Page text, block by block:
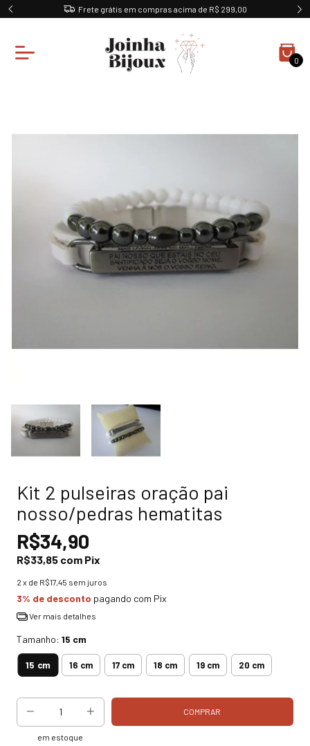
Frete grátis em compras acima de R$ 299,00
0
Kit 2 pulseiras oração pai
nosso/pedras hematitas
R$34,90
R$33,85 com Pix
2 x de R$17,45 sem juros
3% de desconto pagando com Pix
Ver mais detalhes
Tamanho: 15 cm
15 cm 16 cm 17 cm 18 cm 19 cm 20 cm
em estoque